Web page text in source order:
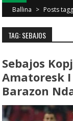
Ballina > Posts
TAG: SEBAJOS
Sebajos
Amatoresk
Barazon